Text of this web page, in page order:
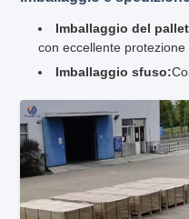
Imballaggio del
con eccellente protezione
Imballaggio sfuso: